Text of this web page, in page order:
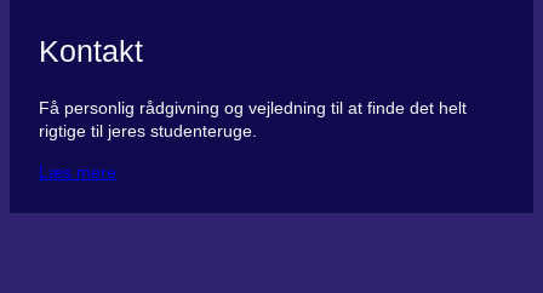
Kontakt
Få personlig rådgivning og vejledning til at finde det helt
rigtige til jeres studenteruge.
Læs mere